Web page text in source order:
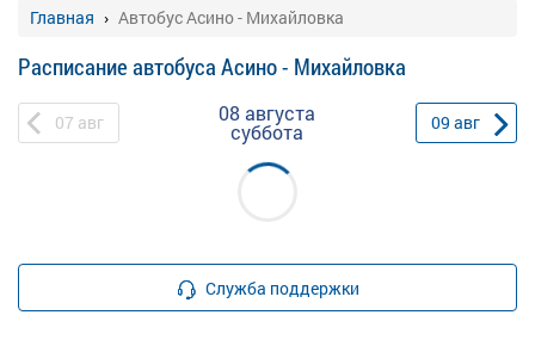
Главная Автобус Асино - Михайловка
Расписание автобуса Асино - Михайловка
07 авг 08 августа
суббота 09 авг
Служба поддержки